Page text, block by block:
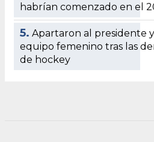
habrían comenzado en el
5. Apartaron al presidente
equipo femenino tras las
de hockey